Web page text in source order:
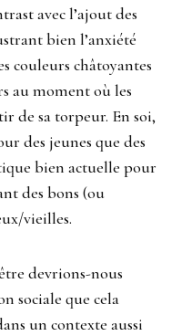
avec l’ajout des
bien l’anxiété
couleurs châtoyantes
au moment où les
de sa torpeur. En soi,
des jeunes que des
bien actuelle pour
des bons (ou
vieilles.
devrions-nous
sociale que cela
un contexte aussi